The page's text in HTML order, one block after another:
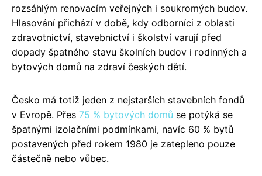
rozsáhlým renovacím veřejných i soukromých budov.
Hlasování přichází v době, kdy odborníci z oblasti
zdravotnictví, stavebnictví i školství varují před
dopady špatného stavu školních budov i rodinných a
bytových domů na zdraví českých dětí.
Česko má totiž jeden z nejstarších stavebních fondů
v Evropě. Přes 75 % bytových domů se potýká se
špatnými izolačními podmínkami, navíc 60 % bytů
postavených před rokem 1980 je zatepleno pouze
částečně nebo vůbec.